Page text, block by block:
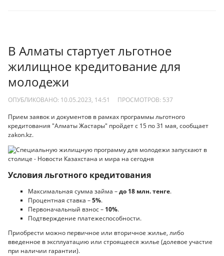
В Алматы стартует льготное
жилищное кредитование для
молодежи
ОПУБЛИКОВАНО: 10.05.2023, 14:51 ПРОСМОТРОВ: 537
Прием заявок и документов в рамках программы льготного
кредитования "Алматы Жастары" пройдет с 15 по 31 мая, сообщает
zakon.kz.
Условия льготного кредитования
Максимальная сумма займа –до 18 млн. тенге.
Процентная ставка –5%.
Первоначальный взнос – 10%.
Подтверждение платежеспособности.
Приобрести можно первичное или вторичное жилье, либо
введенное в эксплуатацию или строящееся жилье (долевое участие
при наличии гарантии).